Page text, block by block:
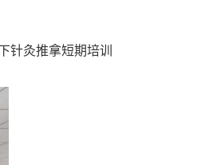
针灸推拿短期培训